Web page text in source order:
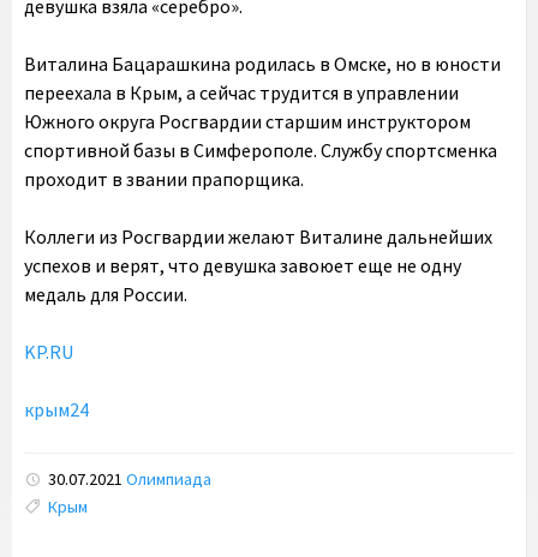
девушка взяла «серебро».
Виталина Бацарашкина родилась в Омске, но в юности
переехала в Крым, а сейчас трудится в управлении
Южного округа Росгвардии старшим инструктором
спортивной базы в Симферополе. Службу спортсменка
проходит в звании прапорщика.
Коллеги из Росгвардии желают Виталине дальнейших
успехов и верят, что девушка завоюет еще не одну
медаль для России.
KP.RU
крым24
30.07.2021 Олимпиада
Tags:
Крым